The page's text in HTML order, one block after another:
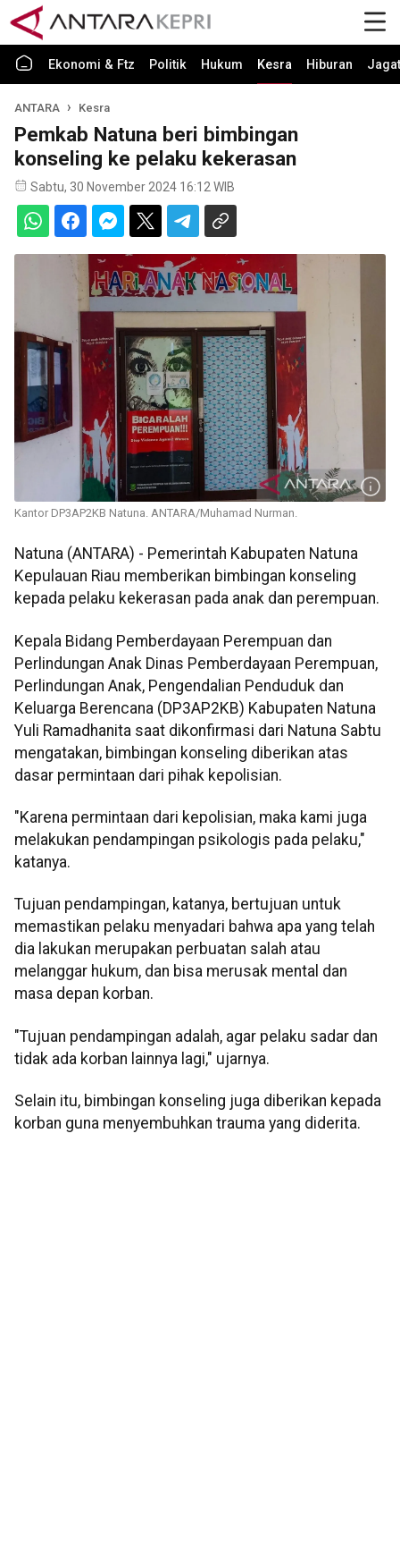
Ekonomi & Ftz Politik Hukum Kesra Hiburan Jagat
ANTARA Kesra
Pemkab Natuna beri bimbingan
konseling ke pelaku kekerasan
Sabtu, 30 November 2024 16:12 WIB
Kantor DP3AP2KB Natuna. ANTARA/Muhamad Nurman.
Natuna (ANTARA) - Pemerintah Kabupaten Natuna
Kepulauan Riau memberikan bimbingan konseling
kepada pelaku kekerasan pada anak dan perempuan.
Kepala Bidang Pemberdayaan Perempuan dan
Perlindungan Anak Dinas Pemberdayaan Perempuan,
Perlindungan Anak, Pengendalian Penduduk dan
Keluarga Berencana (DP3AP2KB) Kabupaten Natuna
Yuli Ramadhanita saat dikonfirmasi dari Natuna Sabtu
mengatakan, bimbingan konseling diberikan atas
dasar permintaan dari pihak kepolisian.
"Karena permintaan dari kepolisian, maka kami juga
melakukan pendampingan psikologis pada pelaku,"
katanya.
Tujuan pendampingan, katanya, bertujuan untuk
memastikan pelaku menyadari bahwa apa yang telah
dia lakukan merupakan perbuatan salah atau
melanggar hukum, dan bisa merusak mental dan
masa depan korban.
"Tujuan pendampingan adalah, agar pelaku sadar dan
tidak ada korban lainnya lagi," ujarnya.
Selain itu, bimbingan konseling juga diberikan kepada
korban guna menyembuhkan trauma yang diderita.